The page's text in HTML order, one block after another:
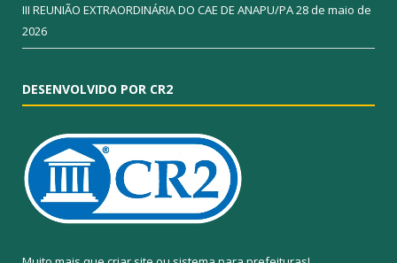
III REUNIÃO EXTRAORDINÁRIA DO CAE DE ANAPU/PA28 de maio de
2026
DESENVOLVIDO POR CR2